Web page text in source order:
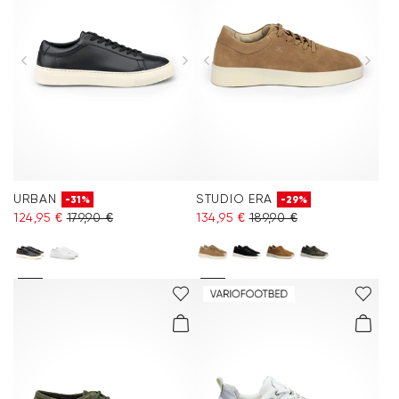
URBAN -31%
124,95 € 179,90 €
STUDIO ERA -29%
134,95 € 189,90 €